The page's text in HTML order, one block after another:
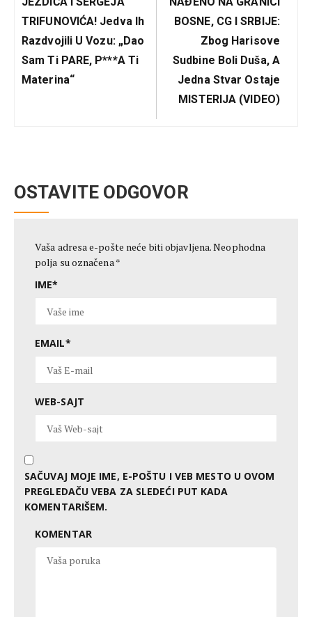
TRIFUNOVIĆA! Jedva Ih
Razdvojili U Vozu: „Dao
Sam Ti PARE, P***a Ti
Materina“
BOSNE, CG I SRBIJE:
Zbog Harisove
Sudbine Boli Duša, A
Jedna Stvar Ostaje
MISTERIJA (VIDEO)
OSTAVITE ODGOVOR
Vaša adresa e-pošte neće biti objavljena.Neophodna
polja su označena*
IME*
EMAIL*
WEB-SAJT
SAČUVAJ MOJE IME, E-POŠTU I VEB MESTO U OVOM
PREGLEDAČU VEBA ZA SLEDEĆI PUT KADA
KOMENTARIŠEM.
KOMENTAR